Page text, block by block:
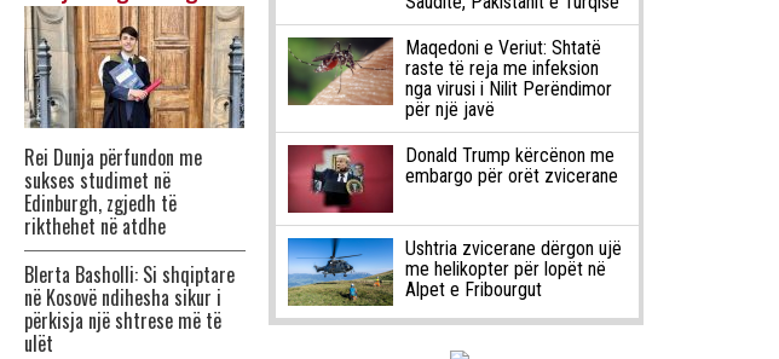
Rei Dunja përfundon me
sukses studimet në
Edinburgh, zgjedh të
rikthehet në atdhe
Blerta Basholli: Si shqiptare
në Kosovë ndihesha sikur i
përkisja një shtrese më të
ulët
Maqedoni e Veriut: Shtatë
raste të reja me infeksion
nga virusi i Nilit Perëndimor
për një javë
Donald Trump kërcënon me
embargo për orët zvicerane
Ushtria zvicerane dërgon ujë
me helikopter për lopët në
Alpet e Fribourgut